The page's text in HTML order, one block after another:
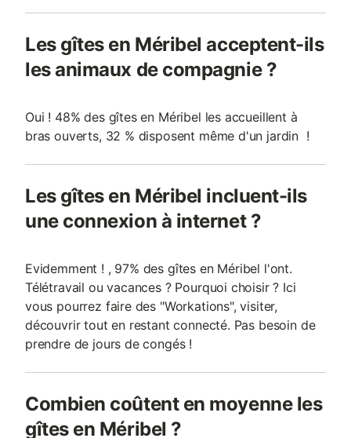
Les gîtes en Méribel acceptent-ils
les animaux de compagnie ?
Oui ! 48% des gîtes en Méribel les accueillent à
bras ouverts, 32 % disposent même d'un jardin !
Les gîtes en Méribel incluent-ils
une connexion à internet ?
Evidemment ! , 97% des gîtes en Méribel l'ont.
Télétravail ou vacances ? Pourquoi choisir ? Ici
vous pourrez faire des "Workations", visiter,
découvrir tout en restant connecté. Pas besoin de
prendre de jours de congés !
Combien coûtent en moyenne les
gîtes en Méribel ?